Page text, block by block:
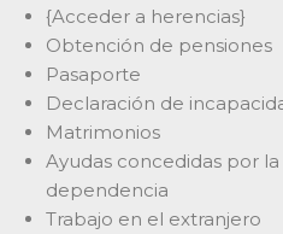
{Acceder a herencias}
Obtención de pensiones
Pasaporte
Declaración de
Matrimonios
Ayudas concedidas por la
dependencia
Trabajo en el extranjero